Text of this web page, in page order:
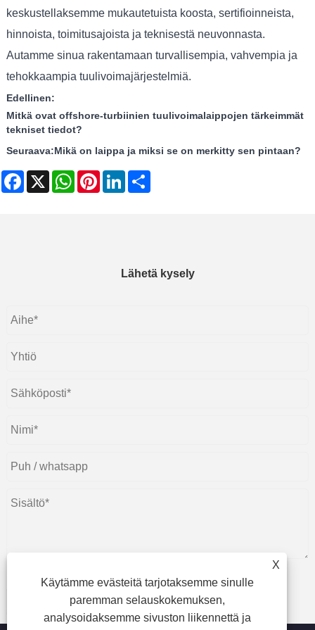
keskustellaksemme mukautetuista koosta, sertifioinneista,
hinnoista, toimitusajoista ja teknisestä neuvonnasta.
Autamme sinua rakentamaan turvallisempia, vahvempia ja
tehokkaampia tuulivoimajärjestelmiä.
Edellinen:
Mitkä ovat offshore-turbiinien tuulivoimalaippojen tärkeimmät
tekniset tiedot?
Seuraava:Mikä on laippa ja miksi se on merkitty sen pintaan?
Facebook
X WhatsAppPinterestLinkedIn
Lähetä kysely
Lähetä
X
Käytämme evästeitä tarjotaksemme sinulle
paremman selauskokemuksen,
analysoidaksemme sivuston liikennettä ja